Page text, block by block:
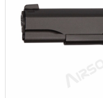
LÉGFEGYVEREK, CSÚZLIK
GRÁNÁTVETŐK, GRÁNÁTOK